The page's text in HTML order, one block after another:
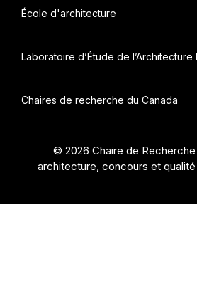
École d'architecture
Laboratoire d’Étude de l’Architecture
Chaires de recherche du Canada
© 2026 Chaire de Recherche
architecture, concours et qualité